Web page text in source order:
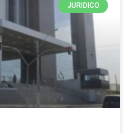
JURIDICO